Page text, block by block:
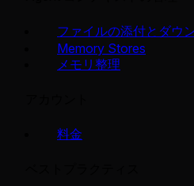
ファイルの添付とダウ
Memory Stores
メモリ整理
料金